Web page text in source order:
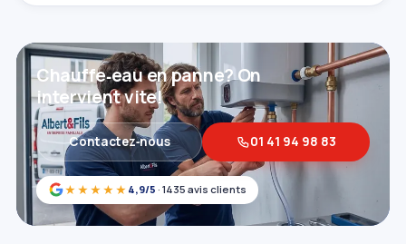
★★★★★ 4,9/5 · 1435 avis clients
Chauffe‑eau en panne? On
intervient vite!
Contactez‑nous 01 41 94 98 83